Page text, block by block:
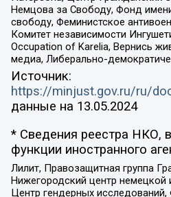
Немцова за Свободу, Фонд
свободу, Феминистское
Комитет независимости
Occupation of Karelia, Вернись
медиа, Либерально-
Источник:
https://minjust.gov.ru/ru/
данные на 13.05.2024
* Сведения реестра НКО,
функции иностранного
Лилит, Правозащитная группа
Нижегородский центр немецкой
Центр гендерных